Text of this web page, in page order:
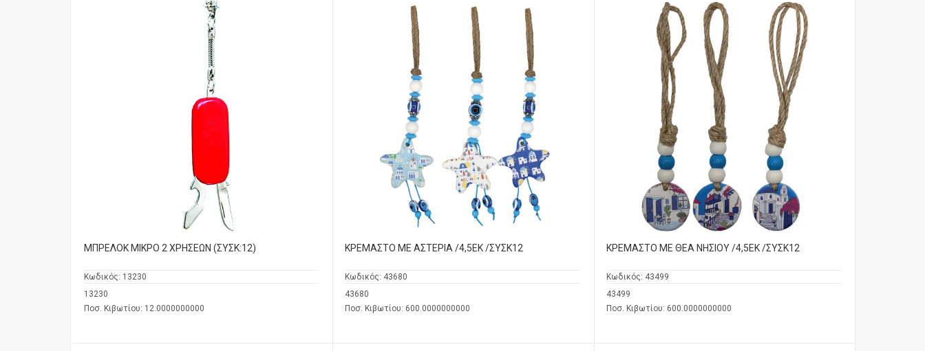
MΠΡΕΛΟΚ ΜΙΚΡΟ 2 ΧΡΗΣΕΩΝ (ΣΥΣΚ:12)
Κωδικός: 13230
13230
Ποσ. Κιβωτίου: 12.0000000000
ΚΡΕΜΑΣΤΟ ΜΕ ΑΣΤΕΡΙΑ /4,5ΕΚ /ΣΥΣΚ12
Κωδικός: 43680
43680
Ποσ. Κιβωτίου: 600.0000000000
ΚΡΕΜΑΣΤΟ ΜΕ ΘΕΑ ΝΗΣΙΟΥ /4,5ΕΚ /ΣΥΣΚ12
Κωδικός: 43499
43499
Ποσ. Κιβωτίου: 600.0000000000